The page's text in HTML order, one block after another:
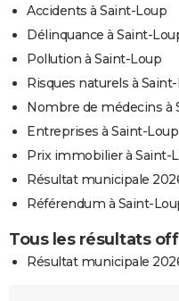
Accidents à Saint-Loup
Délinquance à Saint-
Pollution à Saint-Loup
Risques naturels à
Nombre de médecins à
Entreprises à Saint-Loup
Prix immobilier à Saint-
Résultat municipale
Référendum à Saint-
Tous les résultats
Résultat municipale